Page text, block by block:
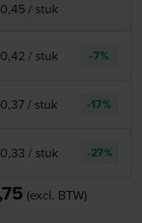
/ stuk
/ stuk -7%
/ stuk -17%
/ stuk -27%
(excl. BTW)